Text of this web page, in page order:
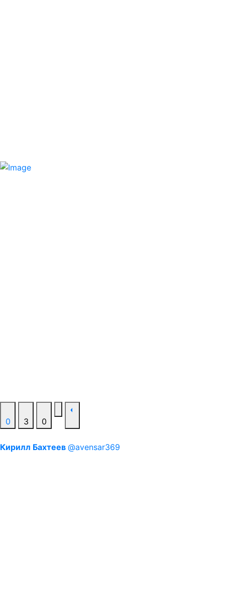
0 3 0
Кирилл Бахтеев @avensar369